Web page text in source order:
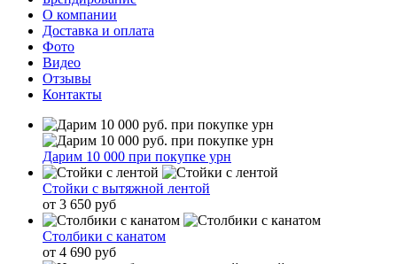
О компании
Доставка и оплата
Фото
Видео
Отзывы
Контакты
Дарим 10 000 при покупке урн
Стойки с вытяжной лентой
от 3 650 руб
Столбики с канатом
от 4 690 руб